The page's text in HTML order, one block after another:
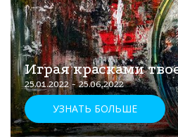
Играя красками
25.01.2022 - 25.06.2022
УЗНАТЬ БОЛЬШЕ